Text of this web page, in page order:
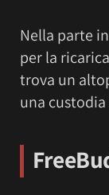
Nella parte
per la
trova un
una